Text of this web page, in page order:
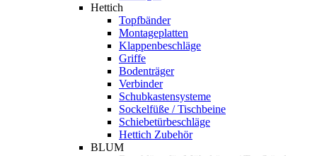
Hettich
Topfbänder
Montageplatten
Klappenbeschläge
Griffe
Bodenträger
Verbinder
Schubkastensysteme
Sockelfüße / Tischbeine
Schiebetürbeschläge
Hettich Zubehör
BLUM